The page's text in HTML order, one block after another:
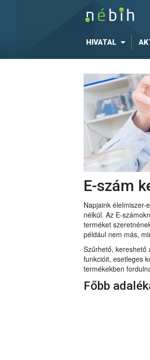
HIVATAL
E-szám
Napjaink
nélkül. Az E-
terméket
például nem más,
Szűrhető, kereshető
funkcióit, esetleges
termékekben
Főbb